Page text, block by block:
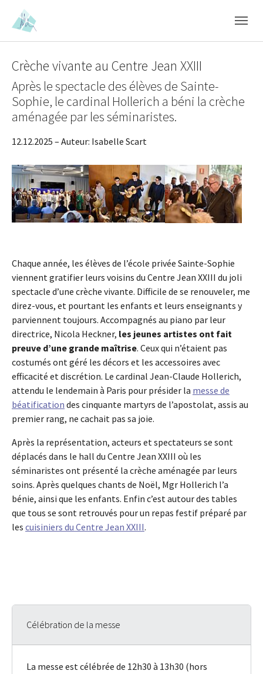
Skip to main content
Skip to page footer
Show larger versionShow larger version Show larger version
Crèche vivante au Centre Jean XXIII
Après le spectacle des élèves de Sainte-
Sophie, le cardinal Hollerich a béni la crèche
aménagée par les séminaristes.
12.12.2025 – Auteur: Isabelle Scart
Chaque année, les élèves de l’école privée Sainte-Sophie
viennent gratifier leurs voisins du Centre Jean XXIII du joli
spectacle d’une crèche vivante. Difficile de se renouveler, me
direz-vous, et pourtant les enfants et leurs enseignants y
parviennent toujours. Accompagnés au piano par leur
directrice, Nicola Heckner, les jeunes artistes ont fait
preuve d’une grande maîtrise. Ceux qui n’étaient pas
costumés ont géré les décors et les accessoires avec
efficacité et discrétion. Le cardinal Jean-Claude Hollerich,
attendu le lendemain à Paris pour présider la messe de
béatification des cinquante martyrs de l’apostolat, assis au
premier rang, ne cachait pas sa joie.
Après la représentation, acteurs et spectateurs se sont
déplacés dans le hall du Centre Jean XXIII où les
séminaristes ont présenté la crèche aménagée par leurs
soins. Après quelques chants de Noël, Mgr Hollerich l’a
bénie, ainsi que les enfants. Enfin c’est autour des tables
que tous se sont retrouvés pour un repas festif préparé par
les cuisiniers du Centre Jean XXIII.
Célébration de la messe
La messe est célébrée de 12h30 à 13h30 (hors